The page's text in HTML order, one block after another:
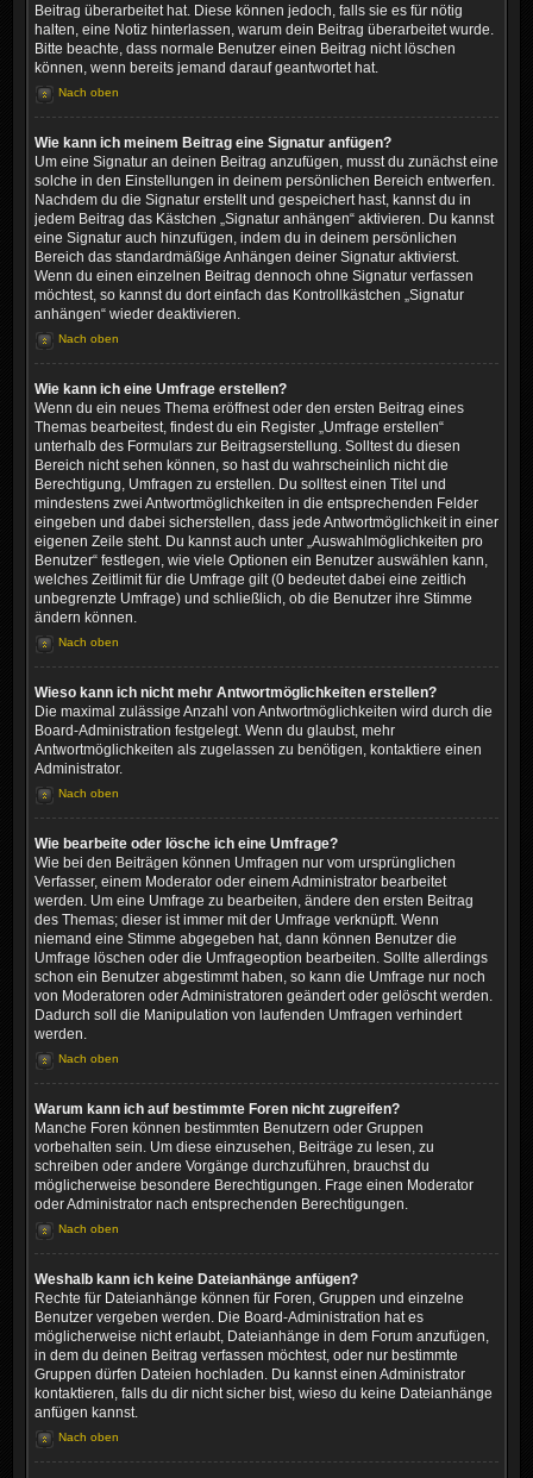
Beitrag überarbeitet hat. Diese können jedoch, falls sie es für nötig
halten, eine Notiz hinterlassen, warum dein Beitrag überarbeitet wurde.
Bitte beachte, dass normale Benutzer einen Beitrag nicht löschen
können, wenn bereits jemand darauf geantwortet hat.
Nach oben
Wie kann ich meinem Beitrag eine Signatur anfügen?
Um eine Signatur an deinen Beitrag anzufügen, musst du zunächst eine
solche in den Einstellungen in deinem persönlichen Bereich entwerfen.
Nachdem du die Signatur erstellt und gespeichert hast, kannst du in
jedem Beitrag das Kästchen „Signatur anhängen“ aktivieren. Du kannst
eine Signatur auch hinzufügen, indem du in deinem persönlichen
Bereich das standardmäßige Anhängen deiner Signatur aktivierst.
Wenn du einen einzelnen Beitrag dennoch ohne Signatur verfassen
möchtest, so kannst du dort einfach das Kontrollkästchen „Signatur
anhängen“ wieder deaktivieren.
Nach oben
Wie kann ich eine Umfrage erstellen?
Wenn du ein neues Thema eröffnest oder den ersten Beitrag eines
Themas bearbeitest, findest du ein Register „Umfrage erstellen“
unterhalb des Formulars zur Beitragserstellung. Solltest du diesen
Bereich nicht sehen können, so hast du wahrscheinlich nicht die
Berechtigung, Umfragen zu erstellen. Du solltest einen Titel und
mindestens zwei Antwortmöglichkeiten in die entsprechenden Felder
eingeben und dabei sicherstellen, dass jede Antwortmöglichkeit in einer
eigenen Zeile steht. Du kannst auch unter „Auswahlmöglichkeiten pro
Benutzer“ festlegen, wie viele Optionen ein Benutzer auswählen kann,
welches Zeitlimit für die Umfrage gilt (0 bedeutet dabei eine zeitlich
unbegrenzte Umfrage) und schließlich, ob die Benutzer ihre Stimme
ändern können.
Nach oben
Wieso kann ich nicht mehr Antwortmöglichkeiten erstellen?
Die maximal zulässige Anzahl von Antwortmöglichkeiten wird durch die
Board-Administration festgelegt. Wenn du glaubst, mehr
Antwortmöglichkeiten als zugelassen zu benötigen, kontaktiere einen
Administrator.
Nach oben
Wie bearbeite oder lösche ich eine Umfrage?
Wie bei den Beiträgen können Umfragen nur vom ursprünglichen
Verfasser, einem Moderator oder einem Administrator bearbeitet
werden. Um eine Umfrage zu bearbeiten, ändere den ersten Beitrag
des Themas; dieser ist immer mit der Umfrage verknüpft. Wenn
niemand eine Stimme abgegeben hat, dann können Benutzer die
Umfrage löschen oder die Umfrageoption bearbeiten. Sollte allerdings
schon ein Benutzer abgestimmt haben, so kann die Umfrage nur noch
von Moderatoren oder Administratoren geändert oder gelöscht werden.
Dadurch soll die Manipulation von laufenden Umfragen verhindert
werden.
Nach oben
Warum kann ich auf bestimmte Foren nicht zugreifen?
Manche Foren können bestimmten Benutzern oder Gruppen
vorbehalten sein. Um diese einzusehen, Beiträge zu lesen, zu
schreiben oder andere Vorgänge durchzuführen, brauchst du
möglicherweise besondere Berechtigungen. Frage einen Moderator
oder Administrator nach entsprechenden Berechtigungen.
Nach oben
Weshalb kann ich keine Dateianhänge anfügen?
Rechte für Dateianhänge können für Foren, Gruppen und einzelne
Benutzer vergeben werden. Die Board-Administration hat es
möglicherweise nicht erlaubt, Dateianhänge in dem Forum anzufügen,
in dem du deinen Beitrag verfassen möchtest, oder nur bestimmte
Gruppen dürfen Dateien hochladen. Du kannst einen Administrator
kontaktieren, falls du dir nicht sicher bist, wieso du keine Dateianhänge
anfügen kannst.
Nach oben